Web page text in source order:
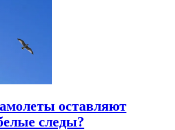
оставляют
следы?